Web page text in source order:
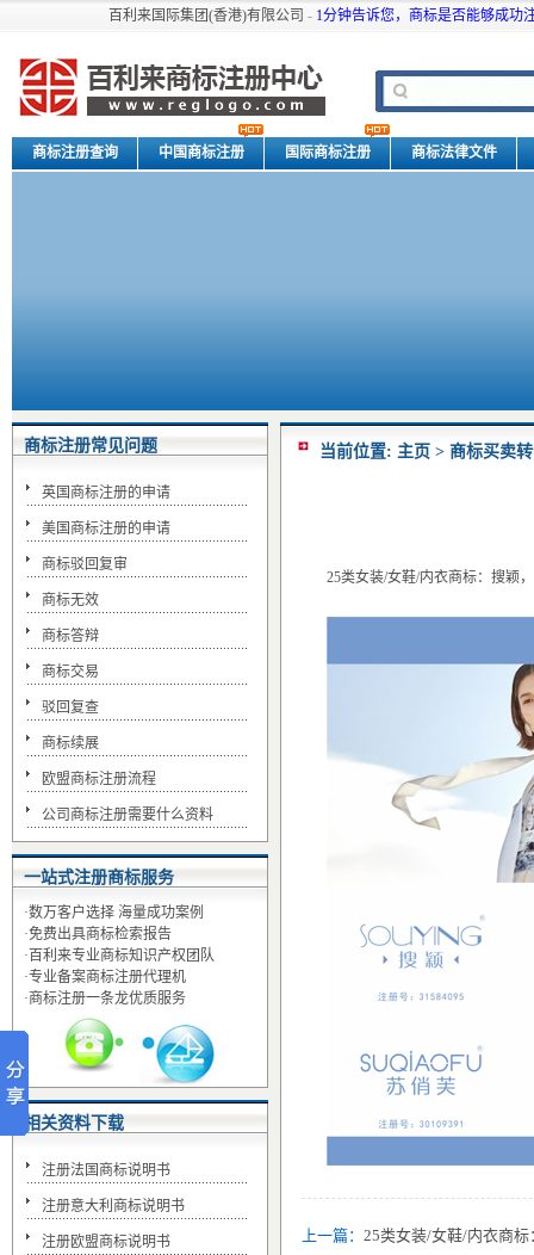
百利来国际集团(香港)有限公司 - 1分钟告诉您，商标是否能够成功
商标注册查询 中国商标注册 国际商标注册 商标法律文件
当前位置: 主页 > 商标买卖
25类女装/女鞋/内衣商标：搜颖
上一篇： 25类女装/女鞋/内衣商
商标注册常见问题
英国商标注册的申请
美国商标注册的申请
商标驳回复审
商标无效
商标答辩
商标交易
驳回复查
商标续展
欧盟商标注册流程
公司商标注册需要什么资料
一站式注册商标服务
·数万客户选择 海量成功案例
·免费出具商标检索报告
·百利来专业商标知识产权团队
·专业备案商标注册代理机
·商标注册一条龙优质服务
相关资料下载
注册法国商标说明书
注册意大利商标说明书
注册欧盟商标说明书